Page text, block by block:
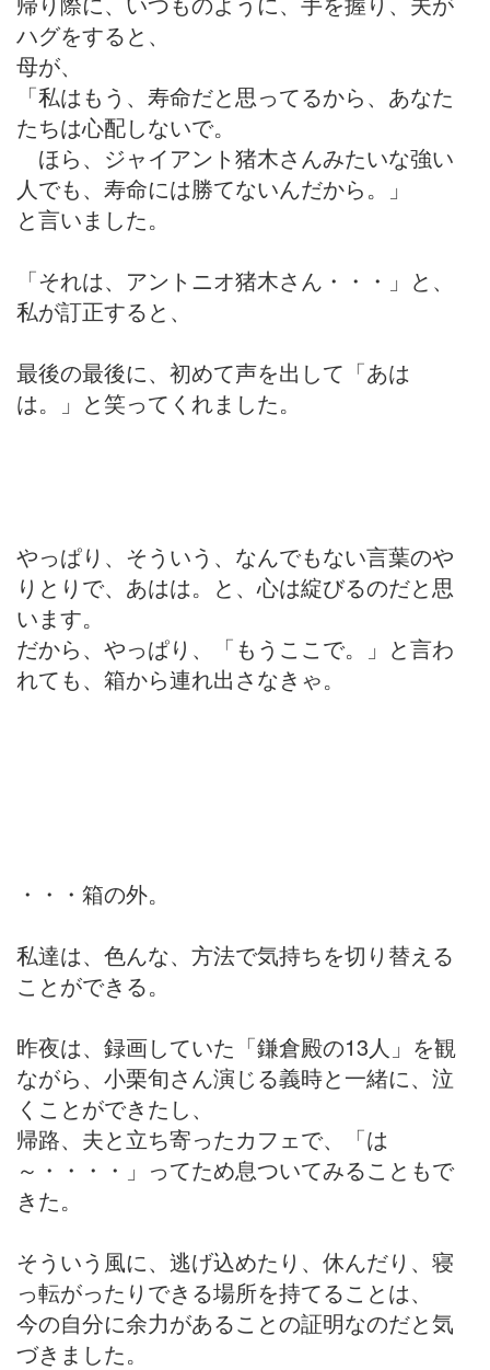
ハグをすると、
母が、
「私はもう、寿命だと思ってるから、あなた
たちは心配しないで。
ほら、ジャイアント猪木さんみたいな強い
人でも、寿命には勝てないんだから。」
と言いました。
「それは、アントニオ猪木さん・・・」と、
私が訂正すると、
最後の最後に、初めて声を出して「あは
は。」と笑ってくれました。
やっぱり、そういう、なんでもない言葉のや
りとりで、あはは。と、心は綻びるのだと思
います。
だから、やっぱり、「もうここで。」と言わ
れても、箱から連れ出さなきゃ。
・・・箱の外。
私達は、色んな、方法で気持ちを切り替える
ことができる。
昨夜は、録画していた「鎌倉殿の13人」を観
ながら、小栗旬さん演じる義時と一緒に、泣
くことができたし、
帰路、夫と立ち寄ったカフェで、「は
～・・・・」ってため息ついてみることもで
きた。
そういう風に、逃げ込めたり、休んだり、寝
っ転がったりできる場所を持てることは、
今の自分に余力があることの証明なのだと気
づきました。